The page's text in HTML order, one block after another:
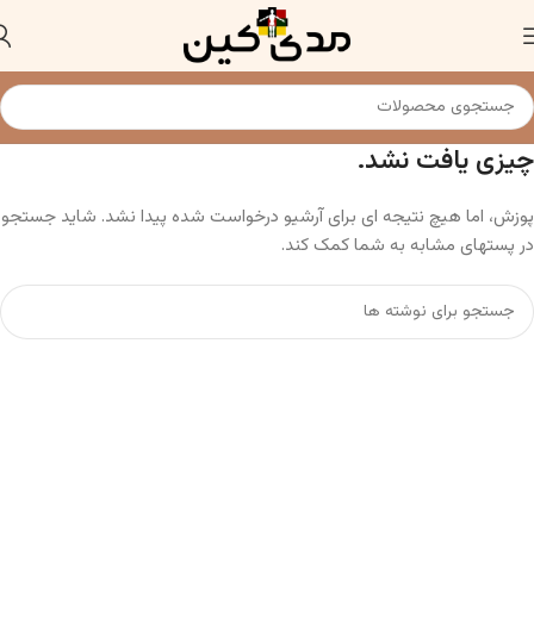
چیزی یافت نشد.
پوزش، اما هیچ نتیجه ای برای آرشیو درخواست شده پیدا نشد. شاید جستجو
در پستهای مشابه به شما کمک کند.